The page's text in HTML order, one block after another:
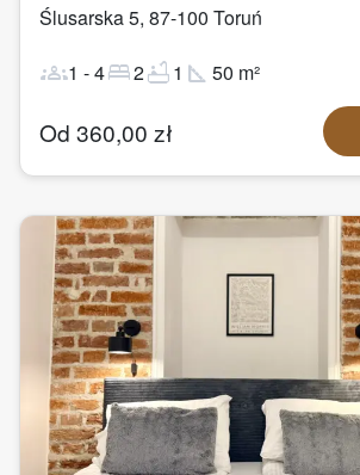
Ślusarska 5, 87-100 Toruń
groups1 -4bed2bathtub1 square_foot 50 m²
Od 360,00 zł